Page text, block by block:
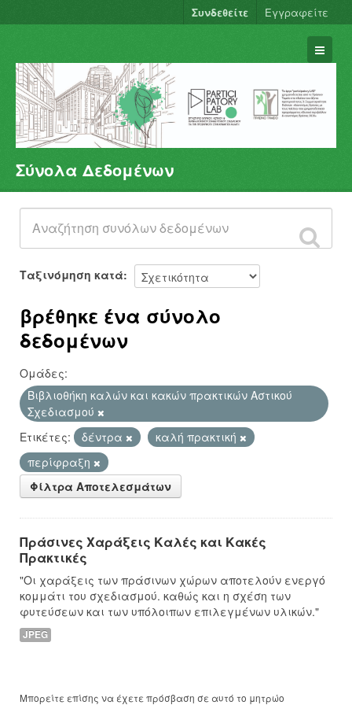
Συνδεθείτε Εγγραφείτε
Σύνολα Δεδομένων
Φορείς
Ομάδες
Σχετικά
Σύνολα Δεδομένων
Ταξινόμηση κατά
βρέθηκε ένα σύνολο
δεδομένων
Ομάδες:
Βιβλιοθήκη καλών και κακών πρακτικών Αστικού
Σχεδιασμού
Ετικέτες:
δέντρα
καλή πρακτική
περίφραξη
Φίλτρα Αποτελεσμάτων
Πράσινες Χαράξεις Καλές και Κακές
Πρακτικές
"Οι χαράξεις των πράσινων χώρων αποτελούν ενεργό
κομμάτι του σχεδιασμού. καθώς και η σχέση των
φυτεύσεων και των υπόλοιπων επιλεγμένων υλικών."
JPEG
Μπορείτε επίσης να έχετε πρόσβαση σε αυτό το μητρώο